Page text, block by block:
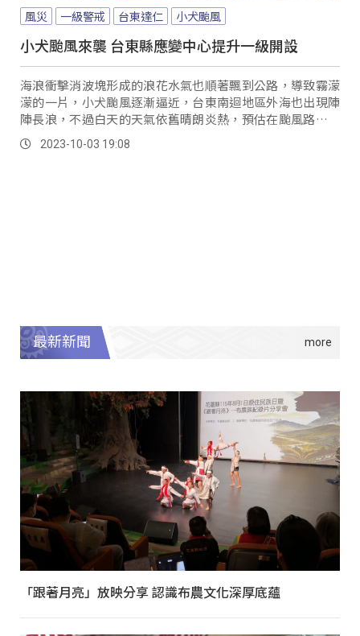
風災 一級警戒 台東達仁 小犬颱風
小犬颱風來襲 台東縣應變中心提升一級開設
海浪衝擊消波塊形成的浪花水氣也順著飄到公路，導致霧濛
濛的一片，小犬颱風逐漸逼近，台東南迴地區外海也出現陣
陣長浪，不過白天的天氣依舊晴朗炎熱，預估在颱風路徑範
圍的達仁鄉南田村居民，不敢掉以輕心，放置沙包壓在鐵皮
屋頂上來避免遭強風侵襲。
2023-10-03 19:08
最新新聞
「跟著月亮」放映分享 認識布農文化深厚底蘊